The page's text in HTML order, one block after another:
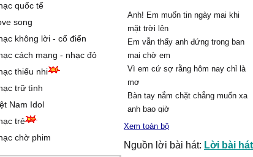
quốc tế
song
không lời - cổ điển
cách mạng - nhạc đỏ
thiếu nhi
trữ tình
Nam Idol
trẻ
chờ phim
Anh! Em muốn tin ngày mai khi
mặt trời lên
Em vẫn thấy anh đứng trong ban
mai chờ em
Vì em cứ sợ rằng hôm nay chỉ là
mơ
Bàn tay nắm chặt chẳng muốn xa
anh bao giờ
Sợ rằng khi màn đêm đến che hết
Sợ rằng bao làn gió kia mang dấu
Xem toàn bộ
Nguồn lời bài hát: Lời bài